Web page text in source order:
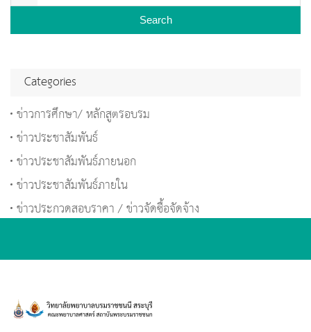
Search
Categories
ข่าวการศึกษา/ หลักสูตรอบรม
ข่าวประชาสัมพันธ์
ข่าวประชาสัมพันธ์ภายนอก
ข่าวประชาสัมพันธ์ภายใน
ข่าวประกวดสอบราคา / ข่าวจัดซื้อจัดจ้าง